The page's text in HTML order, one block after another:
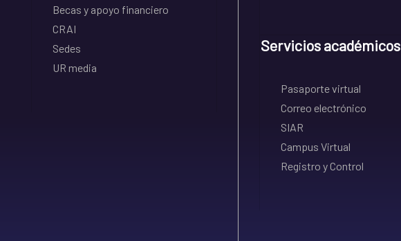
Becas y apoyo financiero
CRAI
Sedes
UR media
Servicios académicos
Pasaporte virtual
Correo electrónico
SIAR
Campus Virtual
Registro y Control